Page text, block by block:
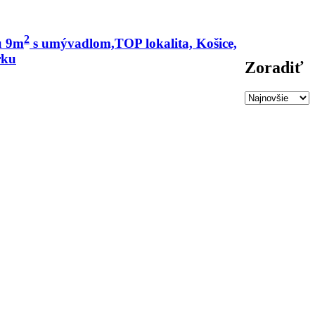
Zoradiť
9m2 s umývadlom,TOP lokalita, Košice,